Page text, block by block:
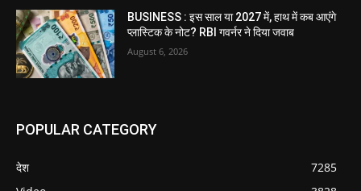
BUSINESS : इस साल या 2027 में, हाथ में कब आएंगे
प्लास्टिक के नोट? RBI गवर्नर ने दिया जवाब
August 6, 2026
POPULAR CATEGORY
देश
7285